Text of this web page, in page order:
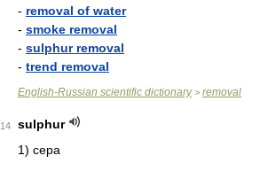
- removal of water
- smoke removal
- sulphur removal
- trend removal
English-Russian scientific dictionary> removal
14
sulphur
1) сера